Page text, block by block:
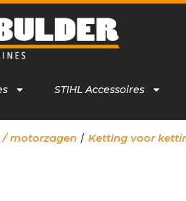
STIHL Accessoires
/ motorzagen / Ketting voor